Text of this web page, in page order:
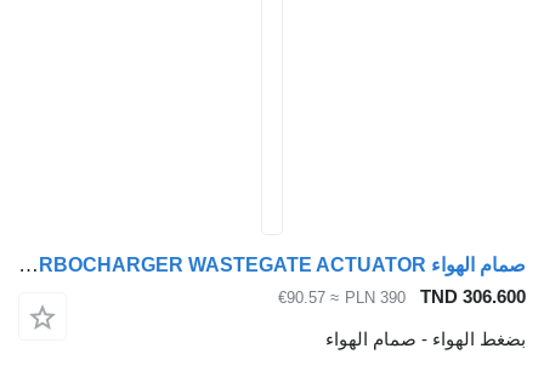
صمام الهواء Mitsubishi - TURBOCHARGER WASTEGATE ACTUATOR - لـ الشاحنات Mitsubishi FUSO CANTER
TND
PLN 390
≈ €90.57
الهواء - صمام الهواء